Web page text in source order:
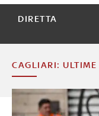
DIRETTA
CAGLIARI: